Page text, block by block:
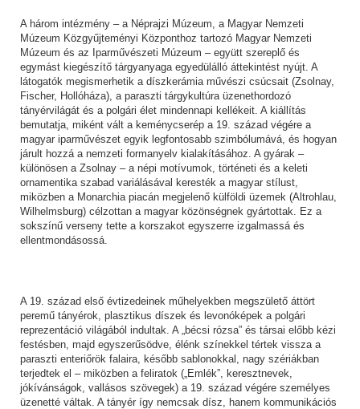
A három intézmény – a Néprajzi Múzeum, a Magyar Nemzeti
Múzeum Közgyűjteményi Központhoz tartozó Magyar Nemzeti
Múzeum és az Iparművészeti Múzeum – együtt szereplő és
egymást kiegészítő tárgyanyaga egyedülálló áttekintést nyújt. A
látogatók megismerhetik a díszkerámia művészi csúcsait (Zsolnay,
Fischer, Hollóháza), a paraszti tárgykultúra üzenethordozó
tányérvilágát és a polgári élet mindennapi kellékeit. A kiállítás
bemutatja, miként vált a keménycserép a 19. század végére a
magyar iparművészet egyik legfontosabb szimbólumává, és hogyan
járult hozzá a nemzeti formanyelv kialakításához. A gyárak –
különösen a Zsolnay – a népi motívumok, történeti és a keleti
ornamentika szabad variálásával keresték a magyar stílust,
miközben a Monarchia piacán megjelenő külföldi üzemek (Altrohlau,
Wilhelmsburg) célzottan a magyar közönségnek gyártottak. Ez a
sokszínű verseny tette a korszakot egyszerre izgalmassá és
ellentmondásossá.
A 19. század első évtizedeinek műhelyekben megszülető áttört
peremű tányérok, plasztikus díszek és levonóképek a polgári
reprezentáció világából indultak. A „bécsi rózsa” és társai előbb kézi
festésben, majd egyszerűsödve, élénk színekkel tértek vissza a
paraszti enteriőrök falaira, később sablonokkal, nagy szériákban
terjedtek el – miközben a feliratok („Emlék”, keresztnevek,
jókívánságok, vallásos szövegek) a 19. század végére személyes
üzenetté váltak. A tányér így nemcsak dísz, hanem kommunikációs